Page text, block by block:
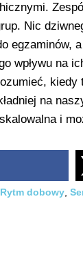
Nic
egzaminów,
wpływu na
kiedy
na
i
Rytm dobowy